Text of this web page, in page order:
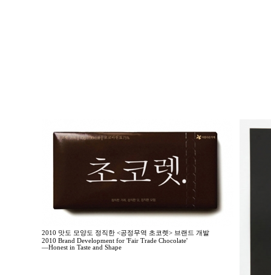
2010 맛도 모양도 정직한 <공정무역 초코렛> 브랜드 개발
2010 Brand Development for 'Fair Trade Chocolate'
—Honest in Taste and Shape